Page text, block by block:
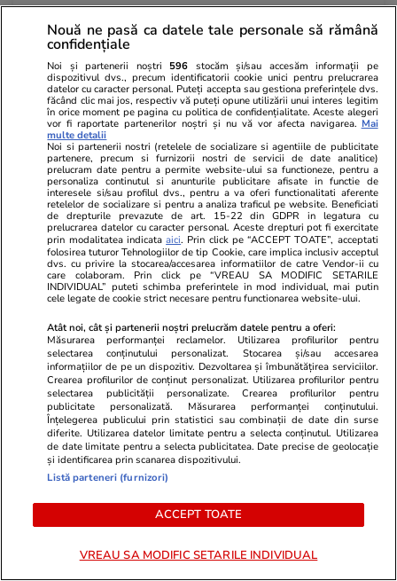
Tehnologie 16:30
Un pastor din SUA dă în judecată OpenAI:
„Dumnezeu nu a proiectat corpul tău să
eșueze la nesfârșit“
Citește mai multe
TRENDING
Știri România 07:00
Atacul cibernetic de la ANCPI scoate din
umbră rețeaua de firme cu relații politice care
Radu Negrescu și Frank Timiș, implicați în
„dezvoltarea platformelor” de la Cadastru
Știri România 10:28
Sute de permise de conducere românești erau
să fie transformate în hârtie igienică în
gunoiul din Porumbeni
Știri România 07:00
Nouă ne pasă ca datele tale personale să rămână
confidențiale
Noi și partenerii noștri 596 stocăm și/sau accesăm informații pe
dispozitivul dvs., precum identificatorii cookie unici pentru prelucrarea
datelor cu caracter personal. Puteți accepta sau gestiona preferințele dvs.
făcând clic mai jos, respectiv vă puteți opune utilizării unui interes legitim
în orice moment pe pagina cu politica de confidențialitate. Aceste alegeri
vor fi raportate partenerilor noștri și nu vă vor afecta navigarea. Mai
multe detalii
Noi si partenerii nostri (retelele de socializare si agentiile de publicitate
partenere, precum si furnizorii nostri de servicii de date analitice)
prelucram date pentru a permite website-ului sa functioneze, pentru a
personaliza continutul si anunturile publicitare afisate in functie de
interesele si/sau profilul dvs., pentru a va oferi functionalitati aferente
retelelor de socializare si pentru a analiza traficul pe website. Beneficiati
de drepturile prevazute de art. 15-22 din GDPR in legatura cu
prelucrarea datelor cu caracter personal. Aceste drepturi pot fi exercitate
prin modalitatea indicataaici. Prin click pe “ACCEPT TOATE”, acceptati
folosirea tuturor Tehnologiilor de tip Cookie, care implica inclusiv acceptul
dvs. cu privire la stocarea/accesarea informatiilor de catre Vendor-ii cu
care colaboram. Prin click pe “VREAU SA MODIFIC SETARILE
INDIVIDUAL” puteti schimba preferintele in mod individual, mai putin
cele legate de cookie strict necesare pentru functionarea website-ului.
Atât noi, cât și partenerii noștri prelucrăm datele pentru a oferi:
Măsurarea performanței reclamelor. Utilizarea profilurilor pentru
selectarea conținutului personalizat. Stocarea și/sau accesarea
informațiilor de pe un dispozitiv. Dezvoltarea și îmbunătățirea serviciilor.
Crearea profilurilor de conținut personalizat. Utilizarea profilurilor pentru
selectarea publicității personalizate. Crearea profilurilor pentru
publicitate personalizată. Măsurarea performanței conținutului.
Înțelegerea publicului prin statistici sau combinații de date din surse
diferite. Utilizarea datelor limitate pentru a selecta conținutul. Utilizarea
de date limitate pentru a selecta publicitatea. Date precise de geolocație
și identificarea prin scanarea dispozitivului.
Listă parteneri (furnizori)
ACCEPT TOATE
VREAU SA MODIFIC SETARILE INDIVIDUAL